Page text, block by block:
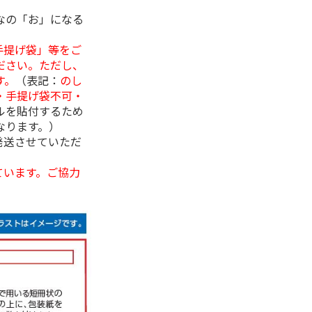
「お」になる
げ袋」等をご
い。ただし、
（表記： のし
提げ袋不可・
を貼付するため
ます。）
させていただ
ます。ご協力